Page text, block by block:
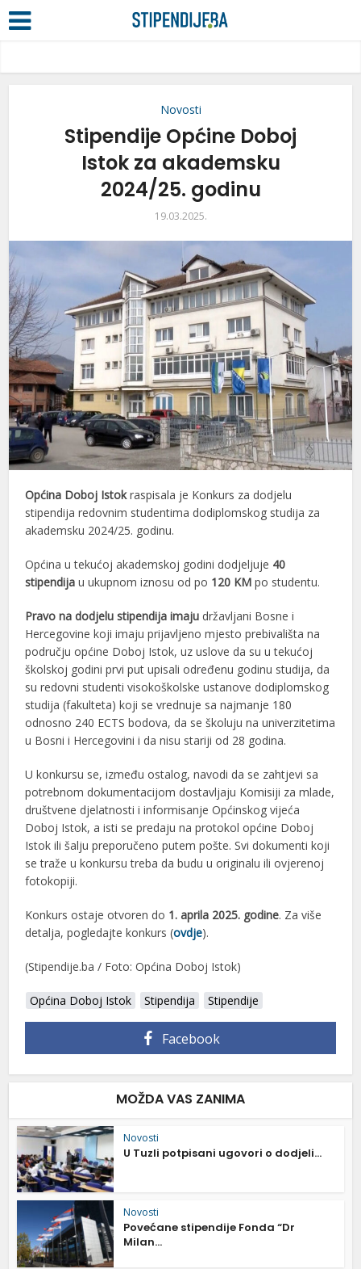
Novosti
Stipendije Općine Doboj
Istok za akademsku
2024/25. godinu
19.03.2025.
Općina Doboj Istokraspisala je Konkurs za dodjelu
stipendija redovnim studentima dodiplomskog studija za
akademsku 2024/25. godinu.
Općina u tekućoj akademskoj godini dodjeljuje 40
stipendija u ukupnom iznosu od po 120 KM po studentu.
Pravo na dodjelu stipendija imaju državljani Bosne i
Hercegovine koji imaju prijavljeno mjesto prebivališta na
području općine Doboj Istok, uz uslove da su u tekućoj
školskoj godini prvi put upisali određenu godinu studija, da
su redovni studenti visokoškolske ustanove dodiplomskog
studija (fakulteta) koji se vrednuje sa najmanje 180
odnosno 240 ECTS bodova, da se školuju na univerzitetima
u Bosni i Hercegovini i da nisu stariji od 28 godina.
U konkursu se, između ostalog, navodi da se zahtjevi sa
potrebnom dokumentacijom dostavljaju Komisiji za mlade,
društvene djelatnosti i informisanje Općinskog vijeća
Doboj Istok, a isti se predaju na protokol općine Doboj
Istok ili šalju preporučeno putem pošte. Svi dokumenti koji
se traže u konkursu treba da budu u originalu ili ovjerenoj
fotokopiji.
Konkurs ostaje otvoren do 1. aprila 2025. godine. Za više
detalja, pogledajte konkurs (ovdje).
(Stipendije.ba / Foto: Općina Doboj Istok)
Općina Doboj Istok Stipendija Stipendije
Facebook
MOŽDA VAS ZANIMA
Novosti
U Tuzli potpisani ugovori o dodjeli...
Novosti
Povećane stipendije Fonda “Dr
Milan...